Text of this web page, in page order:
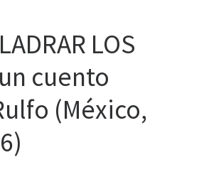
LOS
cuento
(México,